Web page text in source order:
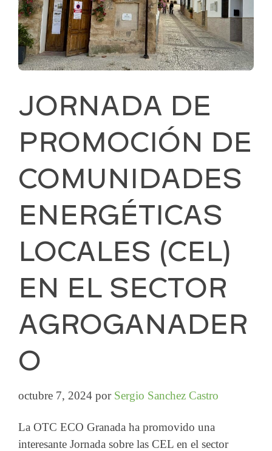
JORNADA DE
PROMOCIÓN DE
COMUNIDADES
ENERGÉTICAS
LOCALES (CEL)
EN EL SECTOR
AGROGANADER
O
octubre 7, 2024 por Sergio Sanchez Castro
La OTC ECO Granada ha promovido una
interesante Jornada sobre las CEL en el sector